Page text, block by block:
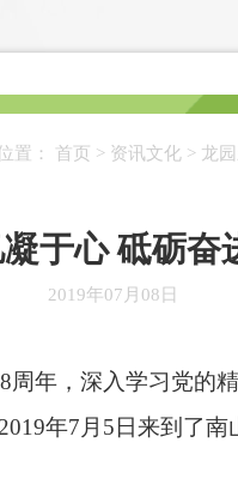
置： 首页 > 资讯文化> 龙
于心 砥砺奋
2019年07月08日
年，深入学习党的
年7月5日来到了